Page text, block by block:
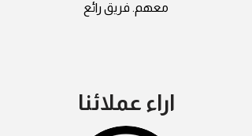
معهم. فريق رائع
اراء عملائنا